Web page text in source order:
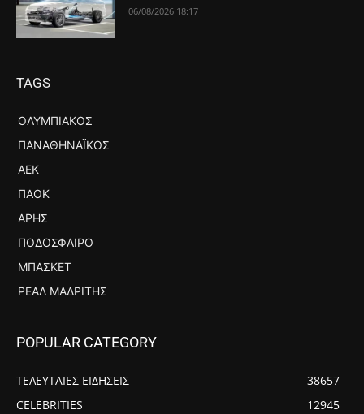
06/08/2026 18:17
TAGS
ΟΛΥΜΠΙΑΚΌΣ
ΠΑΝΑΘΗΝΑΪΚΌΣ
ΑΕΚ
ΠΑΟΚ
ΆΡΗΣ
ΠΟΔΌΣΦΑΙΡΟ
ΜΠΆΣΚΕΤ
ΡΕΆΛ ΜΑΔΡΊΤΗΣ
POPULAR CATEGORY
ΤΕΛΕΥΤΑΙΕΣ ΕΙΔΗΣΕΙΣ
38657
CELEBRITIES
12945